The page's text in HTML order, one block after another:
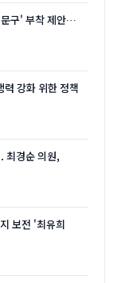
문구' 부착 제안…
강화 위한 정책
최경순 의원,
보전 '최유희